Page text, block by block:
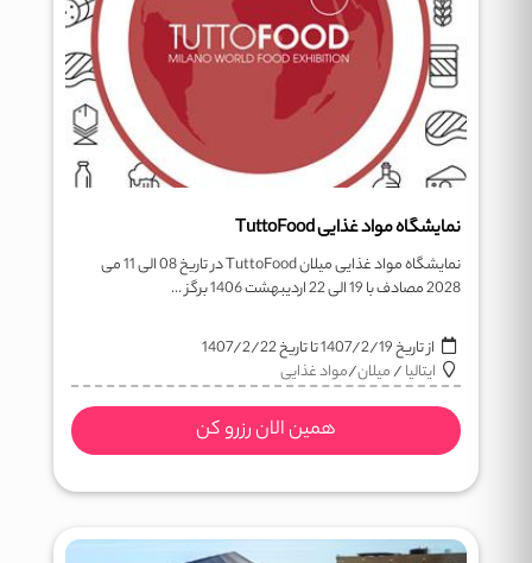
نمایشگاه مواد غذایی TuttoFood
نمایشگاه مواد غذایی میلان TuttoFood در تاریخ 08 الی 11 می
2028 مصادف با 19 الی 22 اردیبهشت 1406 برگز ...
از تاریخ1407/2/19تا تاریخ1407/2/22
ایتالیا/میلان/مواد غذایی
همین الان رزرو کن